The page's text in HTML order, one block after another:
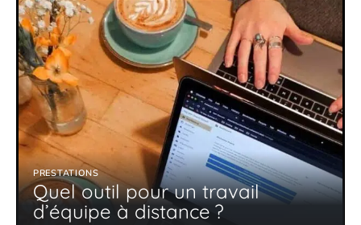
PRESTATIONS
Quel outil pour un travail
d’équipe à distance ?